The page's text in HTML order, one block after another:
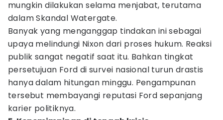
mungkin dilakukan selama menjabat, terutama
dalam Skandal Watergate.
Banyak yang menganggap tindakan ini sebagai
upaya melindungi Nixon dari proses hukum. Reaksi
publik sangat negatif saat itu. Bahkan tingkat
persetujuan Ford di survei nasional turun drastis
hanya dalam hitungan minggu. Pengampunan
tersebut membayangi reputasi Ford sepanjang
karier politiknya.